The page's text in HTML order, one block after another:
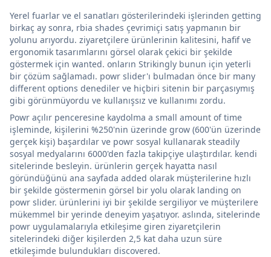
Yerel fuarlar ve el sanatları gösterilerindeki işlerinden getting
birkaç ay sonra, rbia shades çevrimiçi satış yapmanın bir
yolunu arıyordu. ziyaretçilere ürünlerinin kalitesini, hafif ve
ergonomik tasarımlarını görsel olarak çekici bir şekilde
göstermek için wanted. onların Strikingly bunun için yeterli
bir çözüm sağlamadı. powr slider'ı bulmadan önce bir many
different options denediler ve hiçbiri sitenin bir parçasıymış
gibi görünmüyordu ve kullanışsız ve kullanımı zordu.
Powr açılır penceresine kaydolma a small amount of time
işleminde, kişilerini %250'nin üzerinde grow (600'ün üzerinde
gerçek kişi) başardılar ve powr sosyal kullanarak steadily
sosyal medyalarını 6000'den fazla takipçiye ulaştırdılar. kendi
sitelerinde besleyin. ürünlerin gerçek hayatta nasıl
göründüğünü ana sayfada added olarak müşterilerine hızlı
bir şekilde göstermenin görsel bir yolu olarak landing on
powr slider. ürünlerini iyi bir şekilde sergiliyor ve müşterilere
mükemmel bir yerinde deneyim yaşatıyor. aslında, sitelerinde
powr uygulamalarıyla etkileşime giren ziyaretçilerin
sitelerindeki diğer kişilerden 2,5 kat daha uzun süre
etkileşimde bulundukları discovered.